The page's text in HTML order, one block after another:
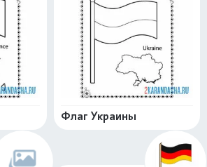
Флаг Украины